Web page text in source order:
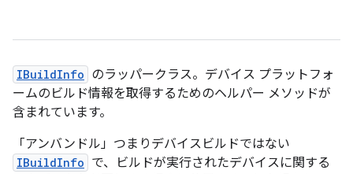
IBuildInfo のラッパークラス。デバイス プラットフォ
ームのビルド情報を取得するためのヘルパー メソッドが
含まれています。
「アンバンドル」つまりデバイスビルドではない
IBuildInfo で、ビルドが実行されたデバイスに関する